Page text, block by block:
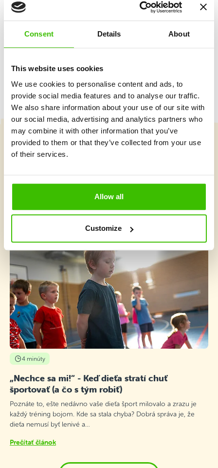
Consent Details About
This website uses cookies
We use cookies to personalise content and ads, to
provide social media features and to analyse our traffic.
We also share information about your use of our site with
our social media, advertising and analytics partners who
may combine it with other information that you’ve
provided to them or that they’ve collected from your use
of their services.
Allow all
Customize
2 kvalifikovaní tréneri
Herný plán s motivačnými nálepkami
Čo je v Gymnathlone nové?
4 minúty
„Nechce sa mi!“ - Keď dieťa stratí chuť
športovať (a čo s tým robiť)
Poznáte to, ešte nedávno vaše dieťa šport milovalo a zrazu je
každý tréning bojom. Kde sa stala chyba? Dobrá správa je, že
dieťa nemusí byť lenivé a…
Prečítať článok